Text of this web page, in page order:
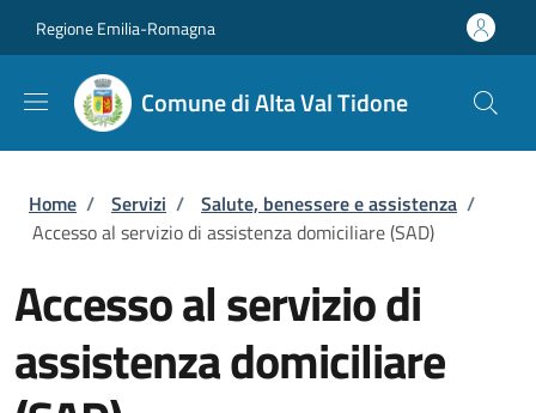
Regione Emilia-Romagna
Comune di Alta Val Tidone
Briciole di pane
Home / Servizi / Salute, benessere e assistenza /
Accesso al servizio di assistenza domiciliare (SAD)
Accesso al servizio di
assistenza domiciliare